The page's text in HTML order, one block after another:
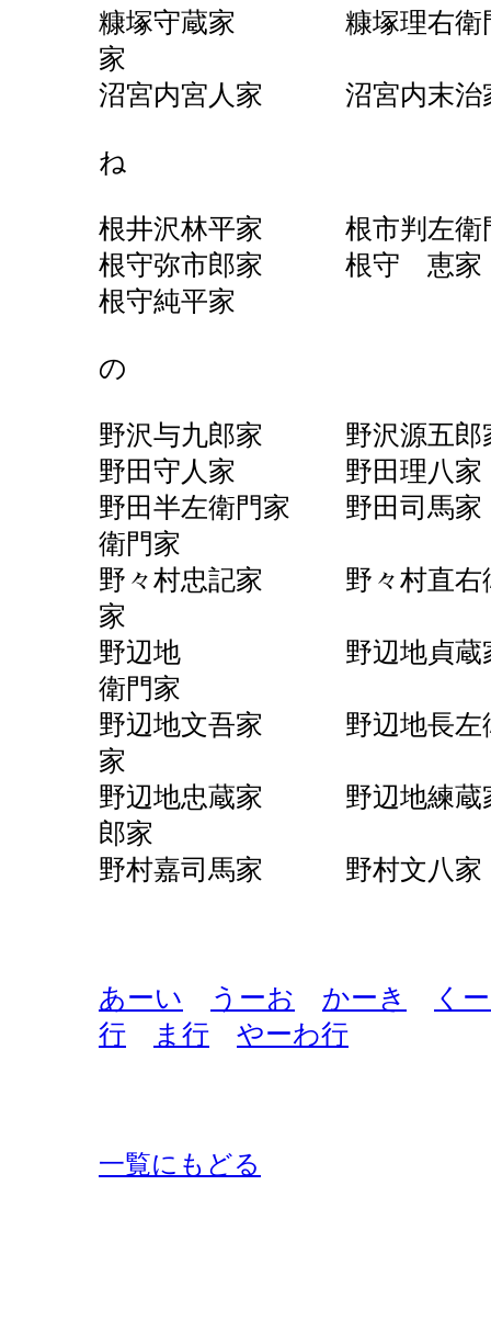
糠塚守蔵家 糠塚理右
家
沼宮内宮人家 沼宮内
ね
根井沢林平家 根市判左
根守弥市郎家 根守
根守純平家
の
野沢与九郎家 野
野田守人家 野田理
野田半左衛門家 野田
衛門家
野々村忠記家 野々村直
家
野辺地 野辺地貞蔵家
衛門家
野辺地文吾家 野辺地長
家
野辺地忠蔵家 野辺地練
郎家
野村嘉司馬家 野村文
あーい うーお かーき
く
行
ま行 やーわ行
一覧にもどる